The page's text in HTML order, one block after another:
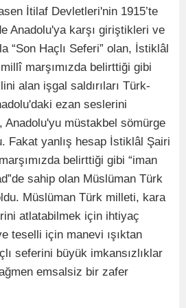
İtilaf Devletleri'nin 1915’te
Anadolu'ya karşı giriştikleri ve
“Son Haçlı Seferi” olan, İstiklâl
marşımızda belirttiği gibi
alan işgal saldırıları Türk-
ezan seslerini
Anadolu'yu müstakbel sömürge
Fakat yanlış hesap İstiklâl Şairi
belirttiği gibi “iman
sahip olan Müslüman Türk
Müslüman Türk milleti, kara
atlatabilmek için ihtiyaç
teselli için manevi ışıktan
seferini büyük imkansızlıklar
emsalsiz bir zafer